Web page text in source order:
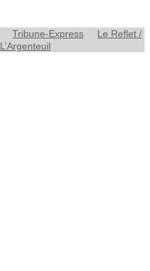
Tribune-Express
Le Reflet /
L’Argenteuil